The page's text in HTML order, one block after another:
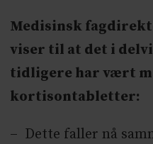
Medisinsk
viser til at det i
tidligere har vært
kortisontabletter:
– Dette faller nå